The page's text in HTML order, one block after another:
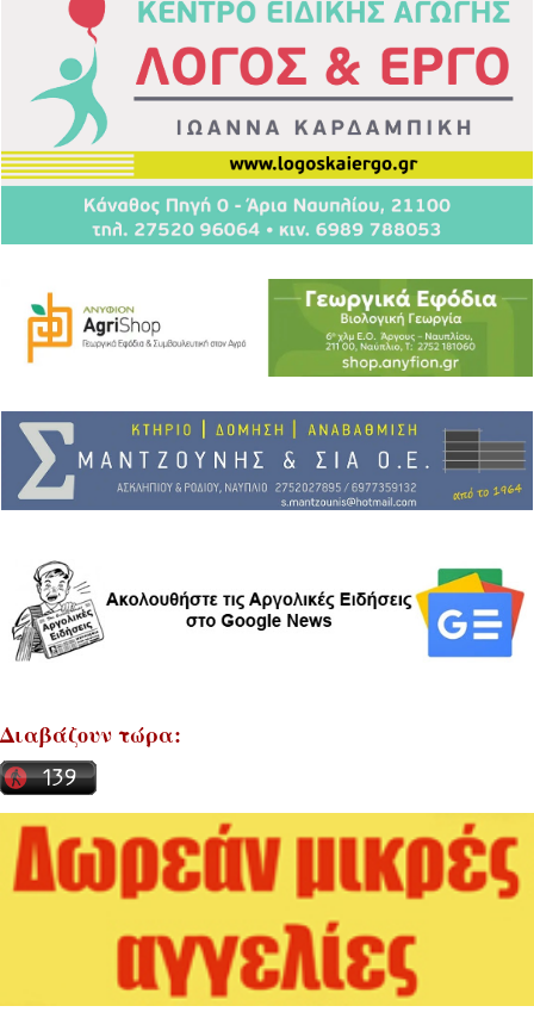
Διαβάζουν τώρα: